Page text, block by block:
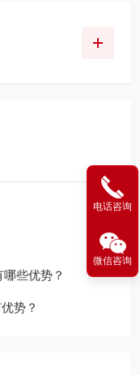
些优势？
势？
电话咨询
微信咨询